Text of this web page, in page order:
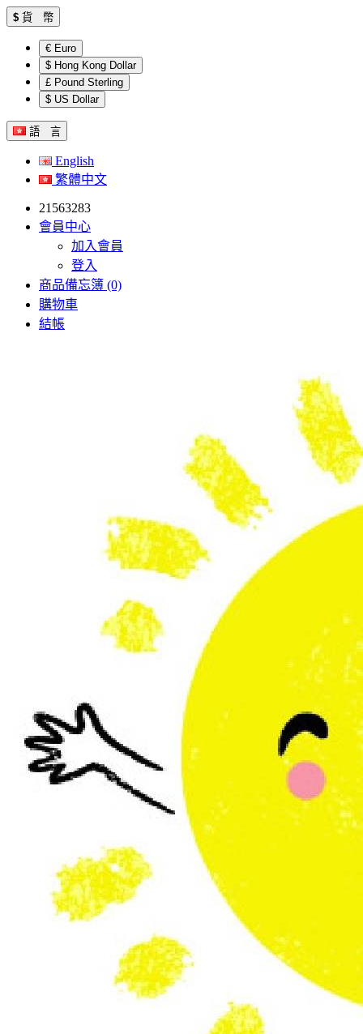
$ 貨 幣
€ Euro
$ Hong Kong Dollar
£ Pound Sterling
$ US Dollar
語 言
English
繁體中文
21563283
會員中心
加入會員
登入
商品備忘簿 (0)
購物車
結帳